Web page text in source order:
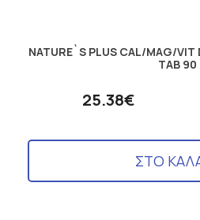
NATURE`S PLUS CAL/MAG/
TAB 90
25.38€
ΣΤΟ